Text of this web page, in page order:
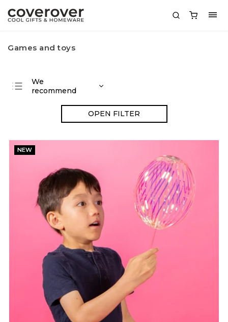
Games and toys
We
recommend
Most expensive
Alphabetically
OPEN FILTER
NEW